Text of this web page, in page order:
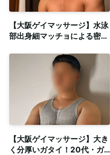
【大阪ゲイマッサージ】水泳
部出身細マッチョによる密着
【大阪ゲイマッサージ】大き
く分厚いガタイ！20代・ガ